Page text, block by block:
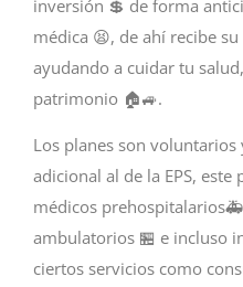
inversión 💲 de forma
médica 😫, de ahí recibe
ayudando a cuidar tu
patrimonio 🏠🚙.
Los planes son
adicional al de la EPS,
médicos
ambulatorios 🏪 e incluso
ciertos servicios como